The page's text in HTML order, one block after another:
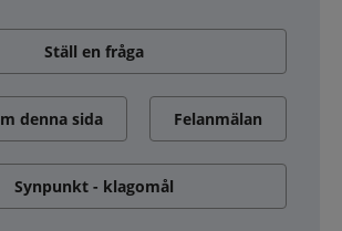
Ställ en fråga
denna sida Felanmälan
Synpunkt - klagomål